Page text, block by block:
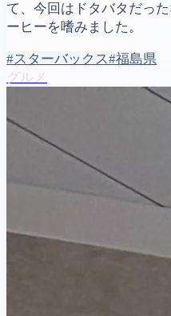
て、今回はドタバタだっ
ーヒーを嗜みました。
#スターバックス#福島県
グルメ